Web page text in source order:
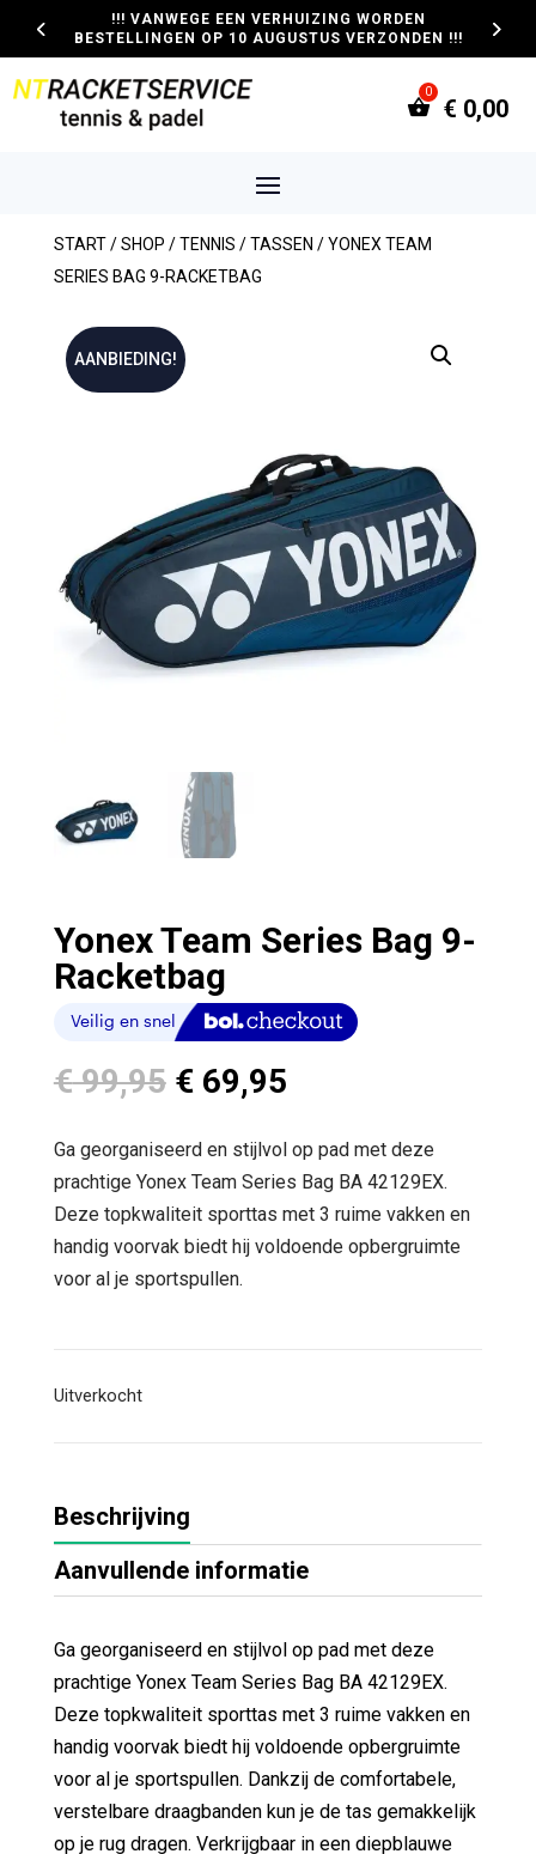
!!! VANWEGE EEN VERHUIZING WORDEN
BESTELLINGEN OP 10 AUGUSTUS VERZONDEN !!!
€ 0,00
START/SHOP /TENNIS /TASSEN / YONEX TEAM
SERIES BAG 9-RACKETBAG
AANBIEDING!
Yonex Team Series Bag 9-
Racketbag
€99,95 Oorspronkelijke
prijs
was:
€ 99,95.
€69,95Huidige
is:
€ 69,95.
Ga georganiseerd en stijlvol op pad met deze
prachtige Yonex Team Series Bag BA 42129EX.
Deze topkwaliteit sporttas met 3 ruime vakken en
handig voorvak biedt hij voldoende opbergruimte
voor al je sportspullen.
Uitverkocht
Beschrijving
Aanvullende informatie
Ga georganiseerd en stijlvol op pad met deze
prachtige Yonex Team Series Bag BA 42129EX.
Deze topkwaliteit sporttas met 3 ruime vakken en
handig voorvak biedt hij voldoende opbergruimte
voor al je sportspullen. Dankzij de comfortabele,
verstelbare draagbanden kun je de tas gemakkelijk
op je rug dragen. Verkrijgbaar in een diepblauwe